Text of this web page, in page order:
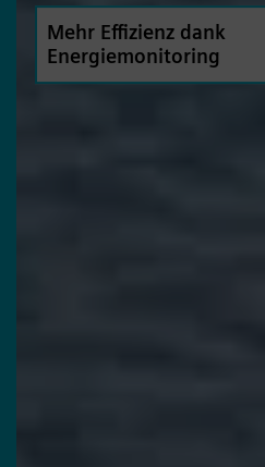
Mehr Effizienz dank
Energiemonitoring